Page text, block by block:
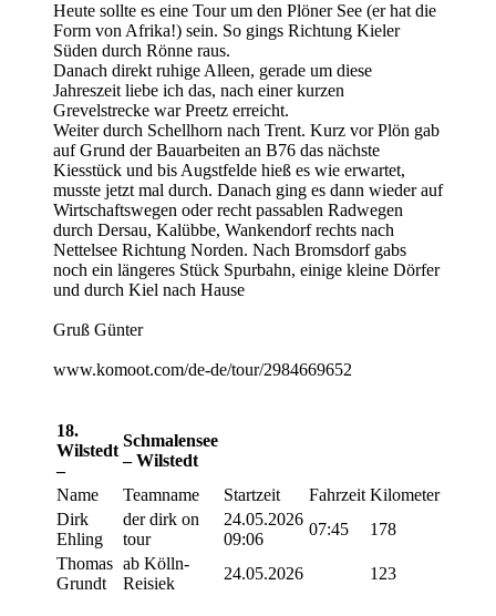
Heute sollte es eine Tour um den Plöner See (er hat die
Form von Afrika!) sein. So gings Richtung Kieler
Süden durch Rönne raus.
Danach direkt ruhige Alleen, gerade um diese
Jahreszeit liebe ich das, nach einer kurzen
Grevelstrecke war Preetz erreicht.
Weiter durch Schellhorn nach Trent. Kurz vor Plön gab
auf Grund der Bauarbeiten an B76 das nächste
Kiesstück und bis Augstfelde hieß es wie erwartet,
musste jetzt mal durch. Danach ging es dann wieder auf
Wirtschaftswegen oder recht passablen Radwegen
durch Dersau, Kalübbe, Wankendorf rechts nach
Nettelsee Richtung Norden. Nach Bromsdorf gabs
noch ein längeres Stück Spurbahn, einige kleine Dörfer
und durch Kiel nach Hause
Gruß Günter
www.komoot.com/de-de/tour/2984669652
18.
Wilstedt
–
Schmalensee
– Wilstedt
Name
Teamname Startzeit Fahrzeit Kilometer
Dirk
Ehling
der dirk on
tour
24.05.2026
09:06
07:45
178
Thomas
Grundt
ab Kölln-
Reisiek
24.05.2026 123